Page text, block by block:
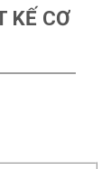
KẾ CƠ